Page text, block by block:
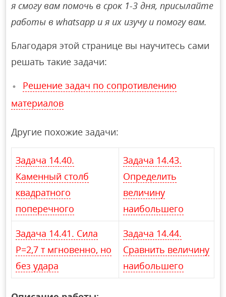
я смогу вам помочь в срок 1-3 дня, присылайте
работы в whatsapp и я их изучу и помогу вам.
Благодаря этой странице вы научитесь сами
решать такие задачи:
Решение задач по сопротивлению
материалов
Другие похожие задачи:
Задача 14.40.
Каменный столб
квадратного
поперечного
Задача 14.43.
Определить
величину
наибольшего
Задача 14.41. Сила
Р=2,7 т мгновенно, но
без удара
Задача 14.44.
Сравнить величину
наибольшего